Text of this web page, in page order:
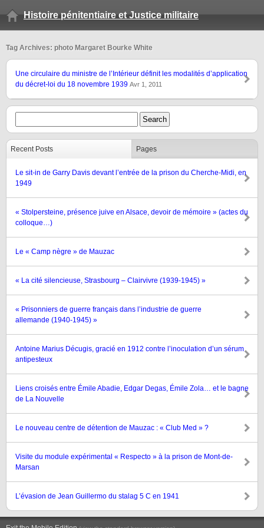
Histoire pénitentiaire et Justice militaire
Tag Archives: photo Margaret Bourke White
Une circulaire du ministre de l’Intérieur définit les modalités d’application
du décret-loi du 18 novembre 1939 Avr 1, 2011
Recent Posts Pages
Le sit-in de Garry Davis devant l’entrée de la prison du Cherche-Midi, en
1949
« Stolpersteine, présence juive en Alsace, devoir de mémoire » (actes du
colloque…)
Le « Camp nègre » de Mauzac
« La cité silencieuse, Strasbourg – Clairvivre (1939-1945) »
« Prisonniers de guerre français dans l’industrie de guerre
allemande (1940-1945) »
Antoine Marius Décugis, gracié en 1912 contre l’inoculation d’un sérum
antipesteux
Liens croisés entre Émile Abadie, Edgar Degas, Émile Zola… et le bagne
de La Nouvelle
Le nouveau centre de détention de Mauzac : « Club Med » ?
Visite du module expérimental « Respecto » à la prison de Mont-de-
Marsan
L’évasion de Jean Guillermo du stalag 5 C en 1941